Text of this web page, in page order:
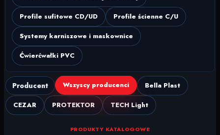
Profile sufitowe CD/UD Profile ścienne C/U
Systemy karniszowe i maskownice
Ćwierćwałki PVC
Producent Wszyscy producenci Bella Plast
CEZAR PROTEKTOR TECH Light
PRODUKTY KATALOGOWE